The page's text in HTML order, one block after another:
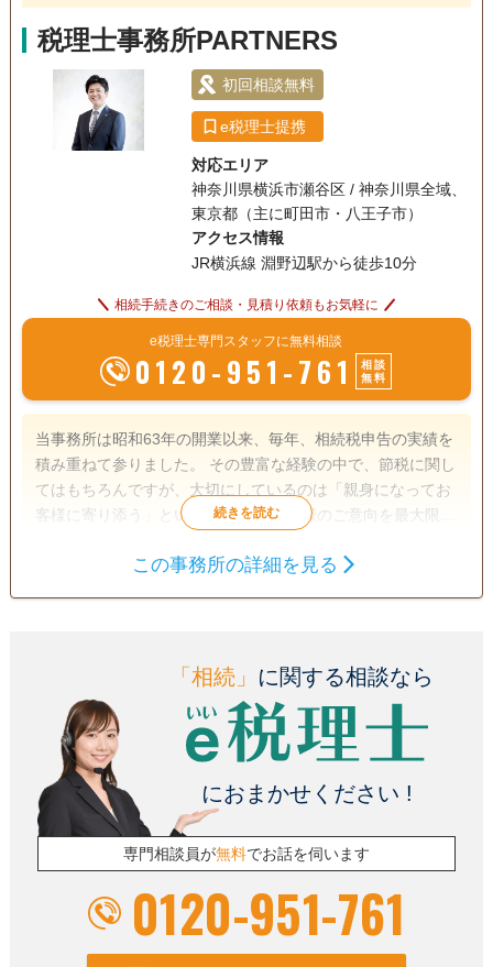
税理士事務所PARTNERS
初回相談無料
e税理士提携
対応エリア
神奈川県横浜市瀬谷区 / 神奈川県全域、
東京都（主に町田市・八王子市）
アクセス情報
JR横浜線 淵野辺駅から徒歩10分
相続手続きのご相談・見積り依頼もお気軽に
e税理士専門スタッフに無料相談
0120-951-761
相談
無料
当事務所は昭和63年の開業以来、毎年、相続税申告の実績を
積み重ねて参りました。 その豊富な経験の中で、節税に関し
てはもちろんですが、大切にしているのは「親身になってお
客様に寄り添う」という事です。 お客様のご意向を最大限に
税額や納税額をわかりやすくお伝えします。 また、相続税の
遺産分割
女性スタッフ対応可 土日相談可
初回相談無料 18時以降相談可 オンライン面談可
事務所面談可
この事務所の詳細を見る
「相続」 に関する相談なら
におまかせください !
専門相談員が無料でお話を伺います
0120-951-761